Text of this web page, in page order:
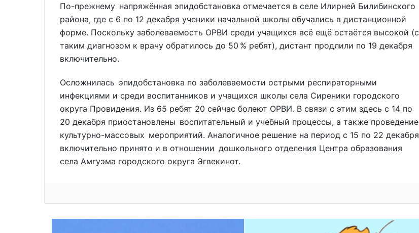
По-прежнему напряжённая эпидобстановка отмечается в селе Илирней Билибинского
района, где с 6 по 12 декабря ученики начальной школы обучались в дистанционной
форме. Поскольку заболеваемость ОРВИ среди учащихся всё ещё остаётся высокой (с
таким диагнозом к врачу обратилось до 50 % ребят), дистант продлили по 19 декабря
включительно.
Осложнилась эпидобстановка по заболеваемости острыми респираторными
инфекциями и среди воспитанников и учащихся школы села Сиреники городского
округа Провидения. Из 65 ребят 20 сейчас болеют ОРВИ. В связи с этим здесь с 14 по
20 декабря приостановлены воспитательный и учебный процессы, а также проведение
культурно-массовых мероприятий. Аналогичное решение на период с 15 по 22 декабря
включительно принято и в отношении дошкольного отделения Центра образования
села Амгуэма городского округа Эгвекинот.